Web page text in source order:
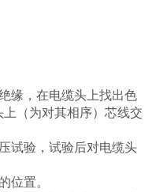
缘，在电缆头上找出色
（为对其相序）芯线交
试验，试验后对电缆头
位置。